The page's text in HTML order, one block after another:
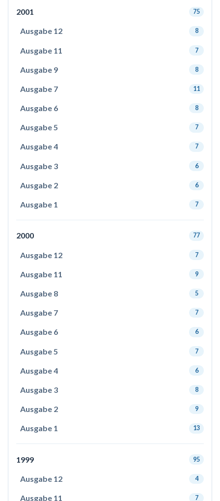
2001 75
Ausgabe 12 8
Ausgabe 11 7
Ausgabe 9 8
Ausgabe 7 11
Ausgabe 6 8
Ausgabe 5 7
Ausgabe 4 7
Ausgabe 3 6
Ausgabe 2 6
Ausgabe 1 7
2000 77
Ausgabe 12 7
Ausgabe 11 9
Ausgabe 8 5
Ausgabe 7 7
Ausgabe 6 6
Ausgabe 5 7
Ausgabe 4 6
Ausgabe 3 8
Ausgabe 2 9
Ausgabe 1 13
1999 95
Ausgabe 12 4
Ausgabe 11 7